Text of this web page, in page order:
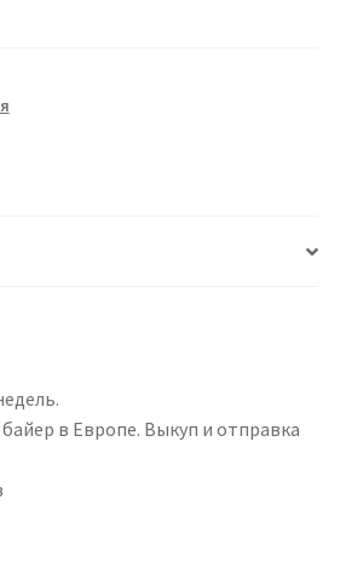
в Европе. Выкуп и отправка